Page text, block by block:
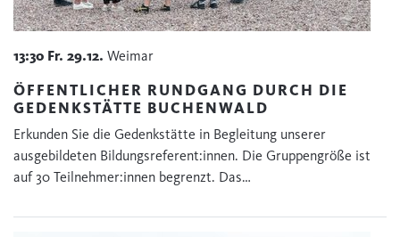
13:30 Fr. 29.12. Weimar
ÖFFENTLICHER RUNDGANG DURCH DIE
GEDENKSTÄTTE BUCHENWALD
Erkunden Sie die Gedenkstätte in Begleitung unserer
ausgebildeten Bildungsreferent:innen. Die Gruppengröße ist
auf 30 Teilnehmer:innen begrenzt. Das…